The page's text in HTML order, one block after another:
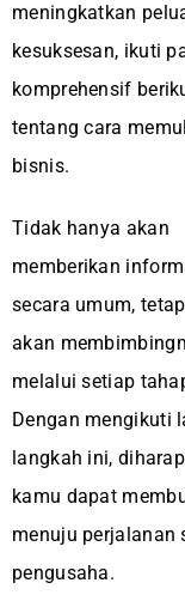
meningkatkan
kesuksesan, ikuti
komprehensif
tentang cara
bisnis.
Tidak hanya akan
memberikan
secara umum,
akan
melalui setiap
Dengan mengikuti
langkah ini,
kamu dapat
menuju perjalanan
pengusaha.